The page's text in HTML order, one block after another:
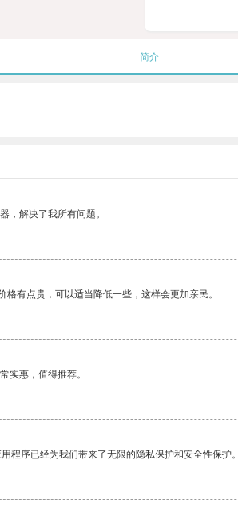
简介
，解决了我所有问题。
格有点贵，可以适当降低一些，这样会更加亲民。
实惠，值得推荐。
程序已经为我们带来了无限的隐私保护和安全性保护